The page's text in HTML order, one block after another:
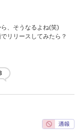
、そうなるよね(笑)
リリースしてみたら？